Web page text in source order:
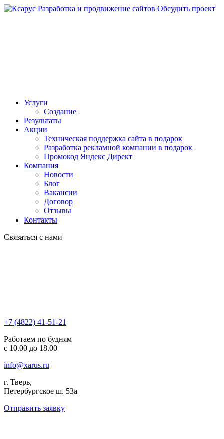
Разработка и продвижение сайтов Обсудить проект
Услуги
Создание
Результаты
Акции
Техническая поддержка сайта в подарок
Разработка рекламной компании в подарок
Промокод Яндекс Директ
Компания
Новости
Блог
Вакансии
Договор
Отзывы
Контакты
Связаться с нами
+7 (4822) 41-51-21
Работаем по будням
с 10.00 до 18.00
info@xarus.ru
г. Тверь,
Петербургское ш. 53а
Отправить заявку